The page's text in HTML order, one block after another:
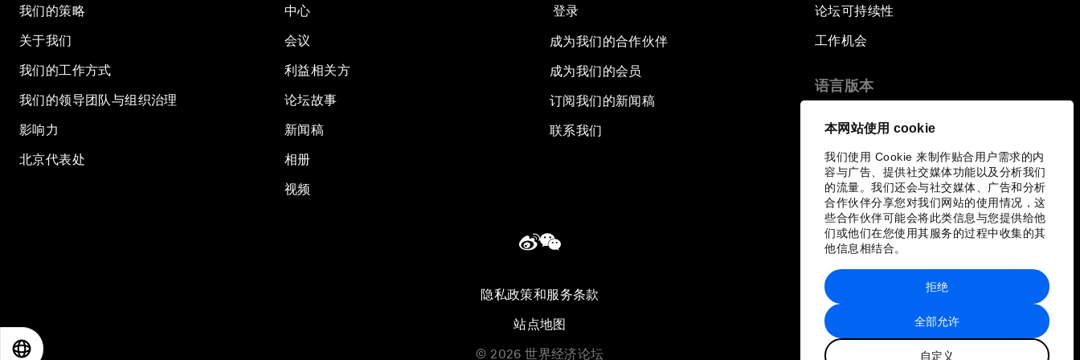
本网站使用 cookie
我们使用 Cookie 来制作贴合用户需求的内
容与广告、提供社交媒体功能以及分析我们
的流量。我们还会与社交媒体、广告和分析
合作伙伴分享您对我们网站的使用情况，这
些合作伙伴可能会将此类信息与您提供给他
们或他们在您使用其服务的过程中收集的其
他信息相结合。
全部允许
自定义
拒绝
我们的策略
关于我们
我们的工作方式
我们的领导团队与组织治理
影响力
北京代表处
中心
会议
利益相关方
论坛故事
新闻稿
相册
视频
登录
成为我们的合作伙伴
成为我们的会员
订阅我们的新闻稿
联系我们
论坛可持续性
工作机会
语言版本
隐私政策和服务条款
站点地图
© 2026 世界经济论坛